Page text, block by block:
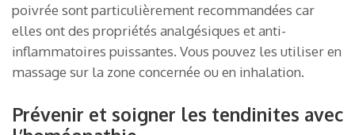
poivrée sont particulièrement recommandées car
elles ont des propriétés analgésiques et anti-
inflammatoires puissantes. Vous pouvez les utiliser en
massage sur la zone concernée ou en inhalation.
Prévenir et soigner les tendinites avec